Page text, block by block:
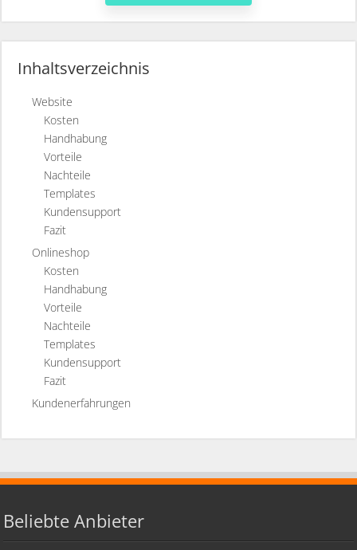
Inhaltsverzeichnis
Website
Kosten
Handhabung
Vorteile
Nachteile
Templates
Kundensupport
Fazit
Onlineshop
Kosten
Handhabung
Vorteile
Nachteile
Templates
Kundensupport
Fazit
Kundenerfahrungen
Beliebte Anbieter